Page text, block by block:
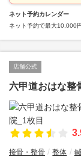
ネット予約カレンダー
ネット予約で最大10,000
店舗公式
六甲道おはな整
接骨・整骨 整体